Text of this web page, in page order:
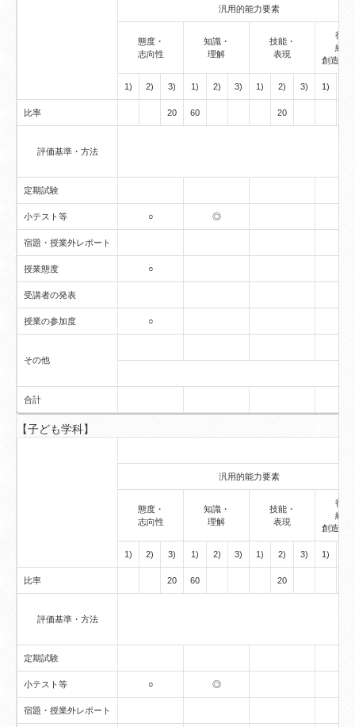
汎用的能力要素
態度・
志向性
知識・
理解
技能・
表現
行動
経験
創造的
1) 2) 3) 1) 2) 3) 1) 2) 3) 1)
比率 20 60 20
評価基準・方法
定期試験
小テスト等 ○ ◎
宿題・授業外レポート
授業態度 ○
受講者の発表
授業の参加度 ○
その他
合計
【子ども学科】
汎用的能力要素
態度・
志向性
知識・
理解
技能・
表現
行動
経験
創造的
1) 2) 3) 1) 2) 3) 1) 2) 3) 1)
比率 20 60 20
評価基準・方法
定期試験
小テスト等 ○ ◎
宿題・授業外レポート